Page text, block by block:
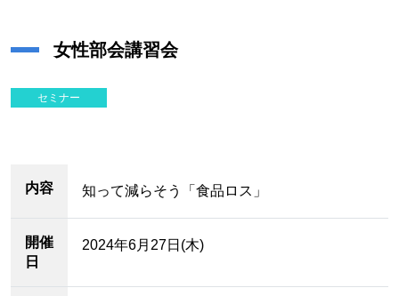
女性部会講習会
セミナー
内容 知って減らそう「食品ロス」
開催
日
2024年6月27日(木)